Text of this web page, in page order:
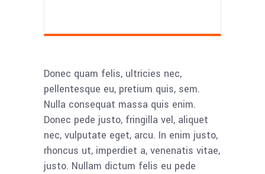
Donec quam felis, ultricies nec,
pellentesque eu, pretium quis, sem.
Nulla consequat massa quis enim.
Donec pede justo, fringilla vel, aliquet
nec, vulputate eget, arcu. In enim justo,
rhoncus ut, imperdiet a, venenatis vitae,
justo. Nullam dictum felis eu pede